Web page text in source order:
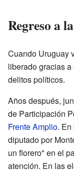
Regreso a
Cuando Uruguay
liberado gracias
delitos políticos.
Años después,
de Participación
Frente Amplio.
diputado por
un florero" en el
atención. En las